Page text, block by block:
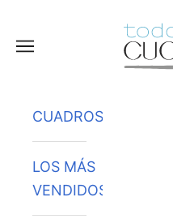
Menú
CUADROS
LOS MÁS
VENDIDOS